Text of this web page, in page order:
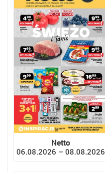
Netto
06.08.2026 – 08.08.2026